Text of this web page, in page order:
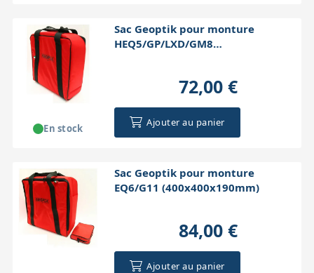
Sac Geoptik pour monture
HEQ5/GP/LXD/GM8
72,00 €
Ajouter au panier
En stock
Sac Geoptik pour monture
EQ6/G11 (400x400x190mm)
84,00 €
Ajouter au panier